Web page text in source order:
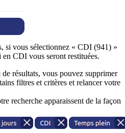
si vous sélectionnez « CDI (941) »
CDI vous seront restituées.
résultats, vous pouvez supprimer
filtres et critères et relancer votre
recherche apparaissent de la façon